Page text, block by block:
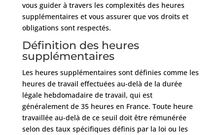
vous guider à travers les complexités des heures
supplémentaires et vous assurer que vos droits et
obligations sont respectés.
Définition des heures
supplémentaires
Les heures supplémentaires sont définies comme les
heures de travail effectuées au-delà de la durée
légale hebdomadaire de travail, qui est
généralement de 35 heures en France. Toute heure
travaillée au-delà de ce seuil doit être rémunérée
selon des taux spécifiques définis par la loi ou les